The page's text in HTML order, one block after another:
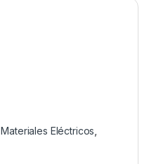
,Materiales Eléctricos